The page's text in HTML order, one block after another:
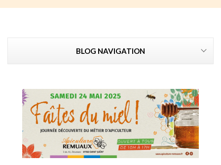
BLOG NAVIGATION